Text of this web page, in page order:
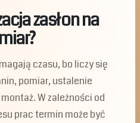
zasłon na
czasu, bo liczy się
pomiar, ustalenie
W zależności od
prac termin może być